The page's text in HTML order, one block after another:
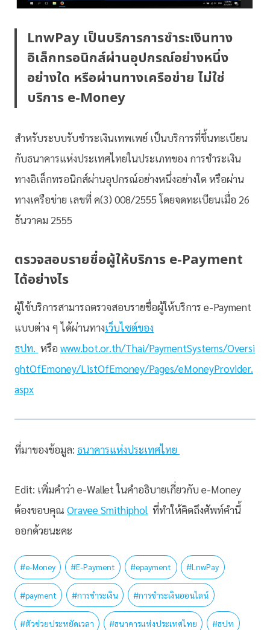
LnwPay เป็นบริการการชำระเงินทาง
อิเล็กทรอนิกส์ผ่านอุปกรณ์อย่างหนึ่ง
อย่างใด หรือผ่านทางเครือข่าย ไม่ใช่
บริการ e-Money
สำหรับระบบรับชำระเงินเทพเพย์ เป็นบริการที่ขึ้นทะเบียน
กับธนาคารแห่งประเทศไทยในประเภทของ การชำระเงิน
ทางอิเล็กทรอนิกส์ผ่านอุปกรณ์อย่างหนึ่งอย่างใด หรือผ่าน
ทางเครือข่าย เลขที่ ค(3) 008/2555 โดยจดทะเบียนเมื่อ 26
ธันวาคม 2555
ตรวจสอบรายชื่อผู้ให้บริการ e-Payment
ได้อย่างไร
ผู้ใช้บริการสามารถตรวจสอบรายชื่อผู้ให้บริการ e-Payment
แบบต่าง ๆ ได้ผ่านทางเว็บไซต์ของ
ธปท. หรือ www.bot.or.th/Thai/PaymentSystems/Oversi
ghtOfEmoney/ListOfEmoney/Pages/eMoneyProvider.
aspx
ที่มาของข้อมูล: ธนาคารแห่งประเทศไทย
Edit: เพิ่มคำว่า e-Wallet ในคำอธิบายเกี่ยวกับ e-Money
ต้องขอบคุณ Oravee Smithiphol ที่ทำให้คิดถึงศัพท์คำนี้
ออกด้วยนะคะ
#e-Money #E-Payment #epayment #LnwPay
#payment #การชำระเงิน #การชำระเงินออนไลน์
#ตัวช่วยประหยัดเวลา #ธนาคารแห่งประเทศไทย #ธปท